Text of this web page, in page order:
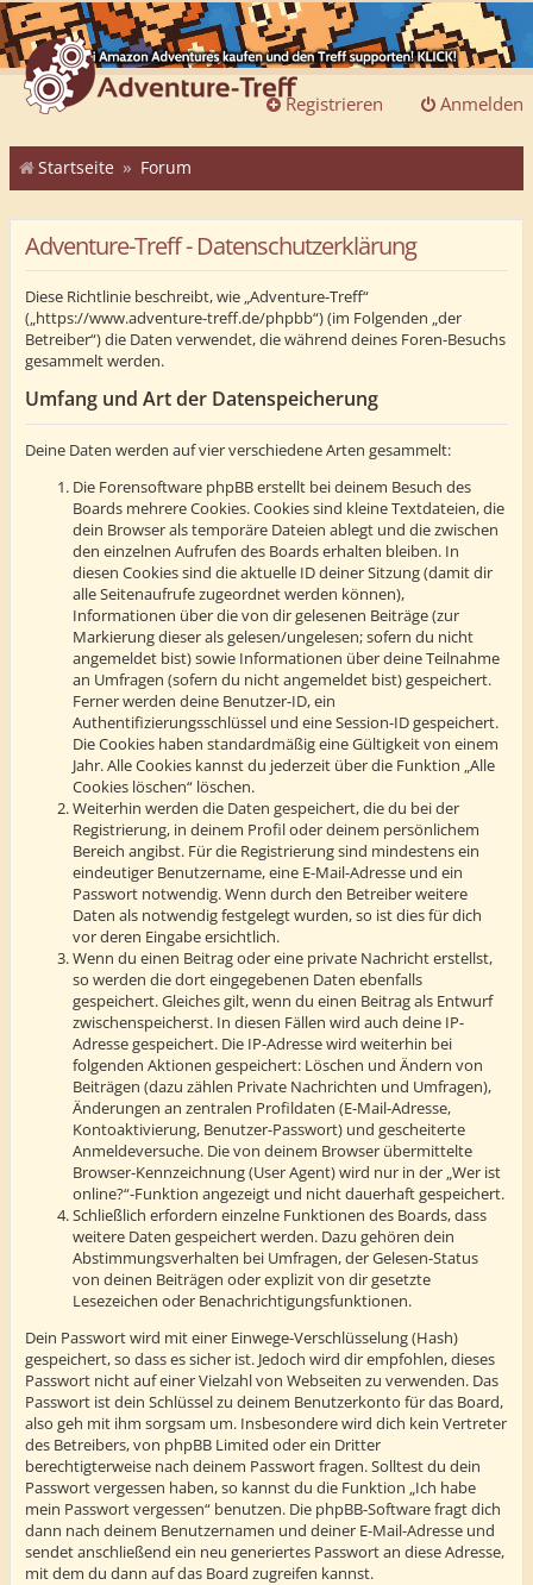
Anmelden
Registrieren
Startseite Forum
Adventure-Treff - Datenschutzerklärung
Diese Richtlinie beschreibt, wie „Adventure-Treff“
(„https://www.adventure-treff.de/phpbb“) (im Folgenden „der
Betreiber“) die Daten verwendet, die während deines Foren-Besuchs
gesammelt werden.
Umfang und Art der Datenspeicherung
Deine Daten werden auf vier verschiedene Arten gesammelt:
Die Forensoftware phpBB erstellt bei deinem Besuch des
Boards mehrere Cookies. Cookies sind kleine Textdateien, die
dein Browser als temporäre Dateien ablegt und die zwischen
den einzelnen Aufrufen des Boards erhalten bleiben. In
diesen Cookies sind die aktuelle ID deiner Sitzung (damit dir
alle Seitenaufrufe zugeordnet werden können),
Informationen über die von dir gelesenen Beiträge (zur
Markierung dieser als gelesen/ungelesen; sofern du nicht
angemeldet bist) sowie Informationen über deine Teilnahme
an Umfragen (sofern du nicht angemeldet bist) gespeichert.
Ferner werden deine Benutzer-ID, ein
Authentifizierungsschlüssel und eine Session-ID gespeichert.
Die Cookies haben standardmäßig eine Gültigkeit von einem
Jahr. Alle Cookies kannst du jederzeit über die Funktion „Alle
Cookies löschen“ löschen.
Weiterhin werden die Daten gespeichert, die du bei der
Registrierung, in deinem Profil oder deinem persönlichem
Bereich angibst. Für die Registrierung sind mindestens ein
eindeutiger Benutzername, eine E-Mail-Adresse und ein
Passwort notwendig. Wenn durch den Betreiber weitere
Daten als notwendig festgelegt wurden, so ist dies für dich
vor deren Eingabe ersichtlich.
Wenn du einen Beitrag oder eine private Nachricht erstellst,
so werden die dort eingegebenen Daten ebenfalls
gespeichert. Gleiches gilt, wenn du einen Beitrag als Entwurf
zwischenspeicherst. In diesen Fällen wird auch deine IP-
Adresse gespeichert. Die IP-Adresse wird weiterhin bei
folgenden Aktionen gespeichert: Löschen und Ändern von
Beiträgen (dazu zählen Private Nachrichten und Umfragen),
Änderungen an zentralen Profildaten (E-Mail-Adresse,
Kontoaktivierung, Benutzer-Passwort) und gescheiterte
Anmeldeversuche. Die von deinem Browser übermittelte
Browser-Kennzeichnung (User Agent) wird nur in der „Wer ist
online?“-Funktion angezeigt und nicht dauerhaft gespeichert.
Schließlich erfordern einzelne Funktionen des Boards, dass
weitere Daten gespeichert werden. Dazu gehören dein
Abstimmungsverhalten bei Umfragen, der Gelesen-Status
von deinen Beiträgen oder explizit von dir gesetzte
Lesezeichen oder Benachrichtigungsfunktionen.
Dein Passwort wird mit einer Einwege-Verschlüsselung (Hash)
gespeichert, so dass es sicher ist. Jedoch wird dir empfohlen, dieses
Passwort nicht auf einer Vielzahl von Webseiten zu verwenden. Das
Passwort ist dein Schlüssel zu deinem Benutzerkonto für das Board,
also geh mit ihm sorgsam um. Insbesondere wird dich kein Vertreter
des Betreibers, von phpBB Limited oder ein Dritter
berechtigterweise nach deinem Passwort fragen. Solltest du dein
Passwort vergessen haben, so kannst du die Funktion „Ich habe
mein Passwort vergessen“ benutzen. Die phpBB-Software fragt dich
dann nach deinem Benutzernamen und deiner E-Mail-Adresse und
sendet anschließend ein neu generiertes Passwort an diese Adresse,
mit dem du dann auf das Board zugreifen kannst.